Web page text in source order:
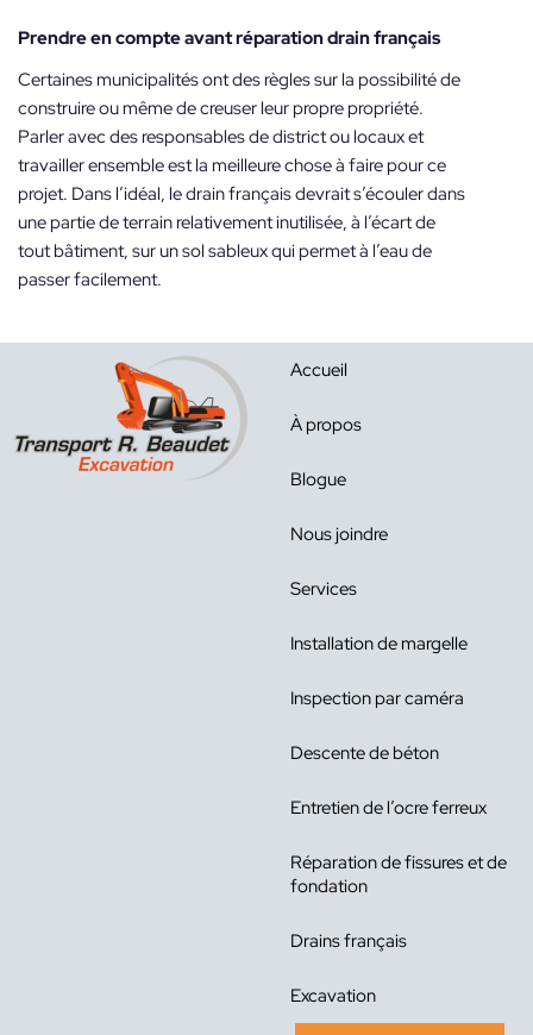
Prendre en compte avantréparation drain français
Certaines municipalités ont des règles sur la possibilité de
construire ou même de creuser leur propre propriété.
Parler avec des responsables de district ou locaux et
travailler ensemble est la meilleure chose à faire pour ce
projet. Dans l’idéal, le drain français devrait s’écouler dans
une partie de terrain relativement inutilisée, à l’écart de
tout bâtiment, sur un sol sableux qui permet à l’eau de
passer facilement.
Accueil
À propos
Blogue
Nous joindre
Services
Installation de margelle
Inspection par caméra
Descente de béton
Entretien de l’ocre ferreux
Réparation de fissures et de
fondation
Drains français
Excavation